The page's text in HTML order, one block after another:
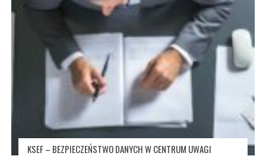
KSEF – BEZPIECZEŃSTWO DANYCH W CENTRUM UWAGI